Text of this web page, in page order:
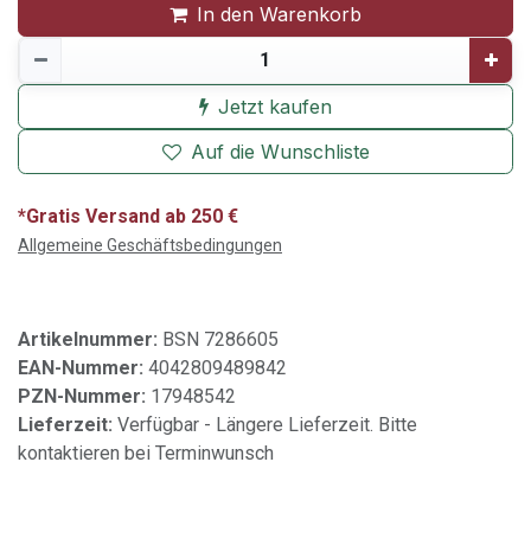
In den Warenkorb
Jetzt kaufen
Auf die Wunschliste
*Gratis Versand ab 250 €
Allgemeine Geschäftsbedingungen
Artikelnummer: BSN 7286605
EAN-Nummer: 4042809489842
PZN-Nummer: 17948542
Lieferzeit: Verfügbar - Längere Lieferzeit. Bitte
kontaktieren bei Terminwunsch